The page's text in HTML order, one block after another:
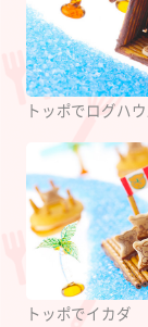
トッポでログハウ
トッポでイカダ